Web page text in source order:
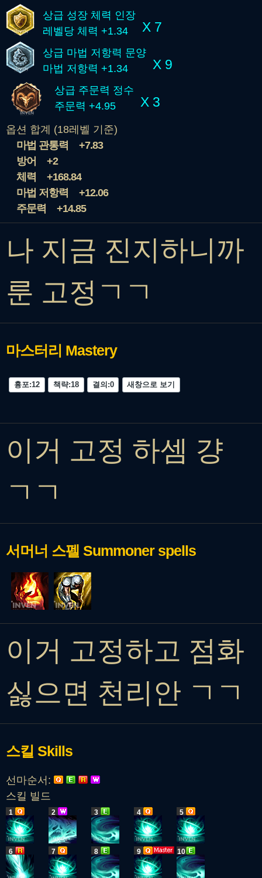
상급 성장 체력 인장
레벨당 체력 +1.34
X 7
상급 마법 저항력 문양
마법 저항력 +1.34
X 9
상급 주문력 정수
주문력 +4.95
X 3
옵션 합계 (18레벨 기준)
마법 관통력
+7.83
방어
+2
체력
+168.84
마법 저항력
+12.06
주문력
+14.85
나 지금 진지하니까
룬 고정ㄱㄱ
마스터리 Mastery
흉포:12 책략:18 결의:0 새창으로 보기
이거 고정 하셈 걍
ㄱㄱ
서머너 스펠 Summoner spells
이거 고정하고 점화
싫으면 천리안 ㄱㄱ
스킬 Skills
선마순서:
스킬 빌드
1 2 3 4 5
6 7 8 9 10